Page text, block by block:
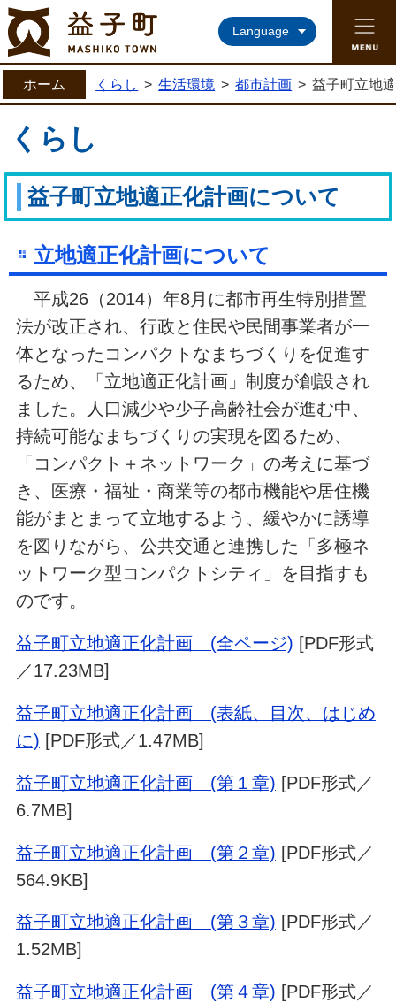
益子町ホームページ
Language
ホーム くらし > 生活環境 > 都市計画 > 益子町立地
くらし
益子町立地適正化計画について
立地適正化計画について
平成26（2014）年8月に都市再生特別措置
法が改正され、行政と住民や民間事業者が一
体となったコンパクトなまちづくりを促進す
るため、「立地適正化計画」制度が創設され
ました。人口減少や少子高齢社会が進む中、
持続可能なまちづくりの実現を図るため、
「コンパクト＋ネットワーク」の考えに基づ
き、医療・福祉・商業等の都市機能や居住機
能がまとまって立地するよう、緩やかに誘導
を図りながら、公共交通と連携した「多極ネ
ットワーク型コンパクトシティ」を目指すも
のです。
益子町立地適正化計画 (全ページ) [PDF形式
／17.23MB]
益子町立地適正化計画 (表紙、目次、はじめ
に) [PDF形式／1.47MB]
益子町立地適正化計画 (第１章) [PDF形式／
6.7MB]
益子町立地適正化計画 (第２章) [PDF形式／
564.9KB]
益子町立地適正化計画 (第３章) [PDF形式／
1.52MB]
益子町立地適正化計画 (第４章) [PDF形式／